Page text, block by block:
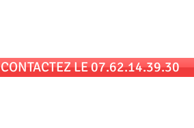
CONTACTEZ LE 07.62.14.39.30